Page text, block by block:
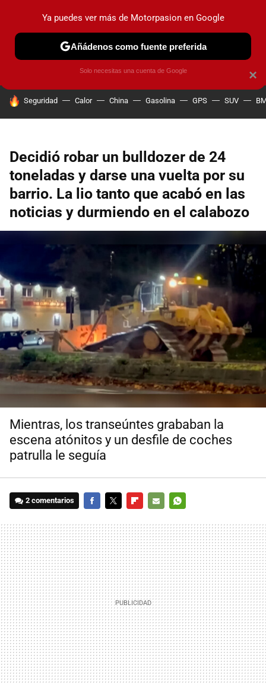
PRUEBAS COCHES ELÉCTRICOS OBSERVATORIO
HOY SE HABLA DE
Seguridad Calor China Gasolina GPS SUV
Decidió robar un bulldozer de 24
toneladas y darse una vuelta por su
barrio. La lio tanto que acabó en las
noticias y durmiendo en el calabozo
Mientras, los transeúntes grababan la
escena atónitos y un desfile de coches
patrulla le seguía
2 comentarios
MAIL
×
Ya puedes ver más de Motorpasion en Google
Añádenos como fuente preferida
Solo necesitas una cuenta de Google